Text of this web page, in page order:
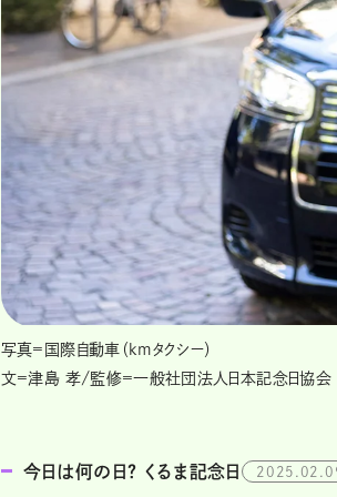
写真=国際自動車（kmタクシー）
文=津島 孝/監修=一般社団法人日本記念日協会
今日は何の日？ くるま記念日